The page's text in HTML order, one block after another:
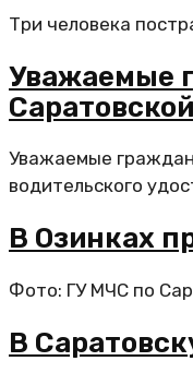
Три человека
Уважаемые
Уважаемые
водительского
В Озинках
Фото: ГУ МЧС по
В